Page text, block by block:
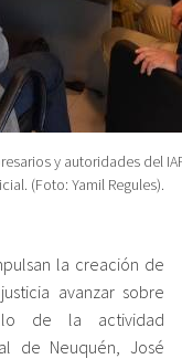
y autoridades del
(Foto: Yamil Regules).
la creación de
avanzar sobre
de la actividad
de Neuquén, José